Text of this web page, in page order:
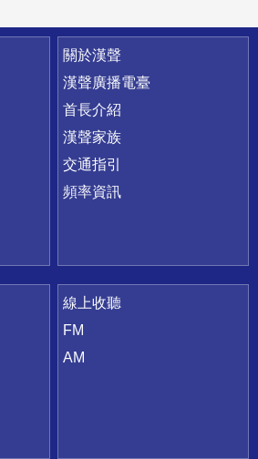
關於漢聲
漢聲廣播電臺
首長介紹
漢聲家族
交通指引
頻率資訊
線上收聽
FM
AM